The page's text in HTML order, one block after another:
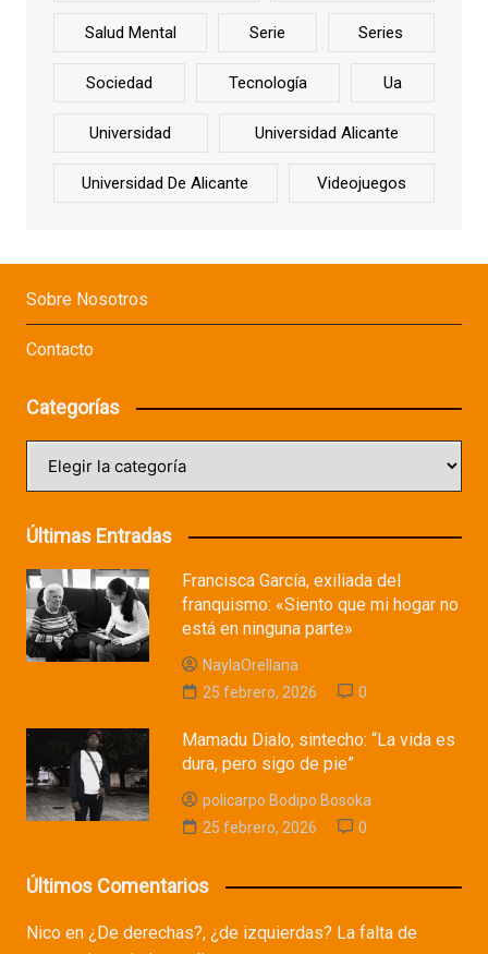
Salud Mental Serie Series
Sociedad Tecnología Ua
Universidad Universidad Alicante
Universidad De Alicante Videojuegos
Sobre Nosotros
Contacto
Categorías
Últimas Entradas
Francisca García, exiliada del
franquismo: «Siento que mi hogar no
está en ninguna parte»
NaylaOrellana
25 febrero, 2026
0
Mamadu Dialo, sintecho: “La vida es
dura, pero sigo de pie”
policarpo Bodipo Bosoka
25 febrero, 2026
0
Últimos Comentarios
Nicoen ¿De derechas?, ¿de izquierdas? La falta de